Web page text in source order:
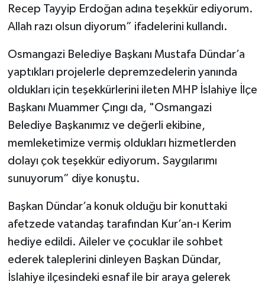
Recep Tayyip Erdoğan adına teşekkür ediyorum.
Allah razı olsun diyorum” ifadelerini kullandı.
Osmangazi Belediye Başkanı Mustafa Dündar’a
yaptıkları projelerle depremzedelerin yanında
oldukları için teşekkürlerini ileten MHP İslahiye İlçe
Başkanı Muammer Çıngı da, "Osmangazi
Belediye Başkanımız ve değerli ekibine,
memleketimize vermiş oldukları hizmetlerden
dolayı çok teşekkür ediyorum. Saygılarımı
sunuyorum” diye konuştu.
Başkan Dündar’a konuk olduğu bir konuttaki
afetzede vatandaş tarafından Kur’an-ı Kerim
hediye edildi. Aileler ve çocuklar ile sohbet
ederek taleplerini dinleyen Başkan Dündar,
İslahiye ilçesindeki esnaf ile bir araya gelerek